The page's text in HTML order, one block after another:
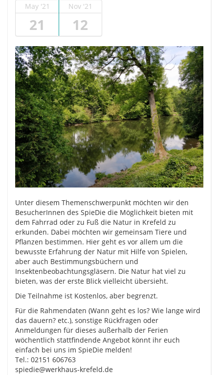
May '21 Nov '21
21 12
Unter diesem Themenschwerpunkt möchten wir den
BesucherInnen des SpieDie die Möglichkeit bieten mit
dem Fahrrad oder zu Fuß die Natur in Krefeld zu
erkunden. Dabei möchten wir gemeinsam Tiere und
Pflanzen bestimmen. Hier geht es vor allem um die
bewusste Erfahrung der Natur mit Hilfe von Spielen,
aber auch Bestimmungsbüchern und
Insektenbeobachtungsgläsern. Die Natur hat viel zu
bieten, was der erste Blick vielleicht übersieht.
Die Teilnahme ist Kostenlos, aber begrenzt.
Für die Rahmendaten (Wann geht es los? Wie lange wird
das dauern? etc.), sonstige Rückfragen oder
Anmeldungen für dieses außerhalb der Ferien
wöchentlich stattfindende Angebot könnt ihr euch
einfach bei uns im SpieDie melden!
Tel.: 02151 606763
spiedie@werkhaus-krefeld.de